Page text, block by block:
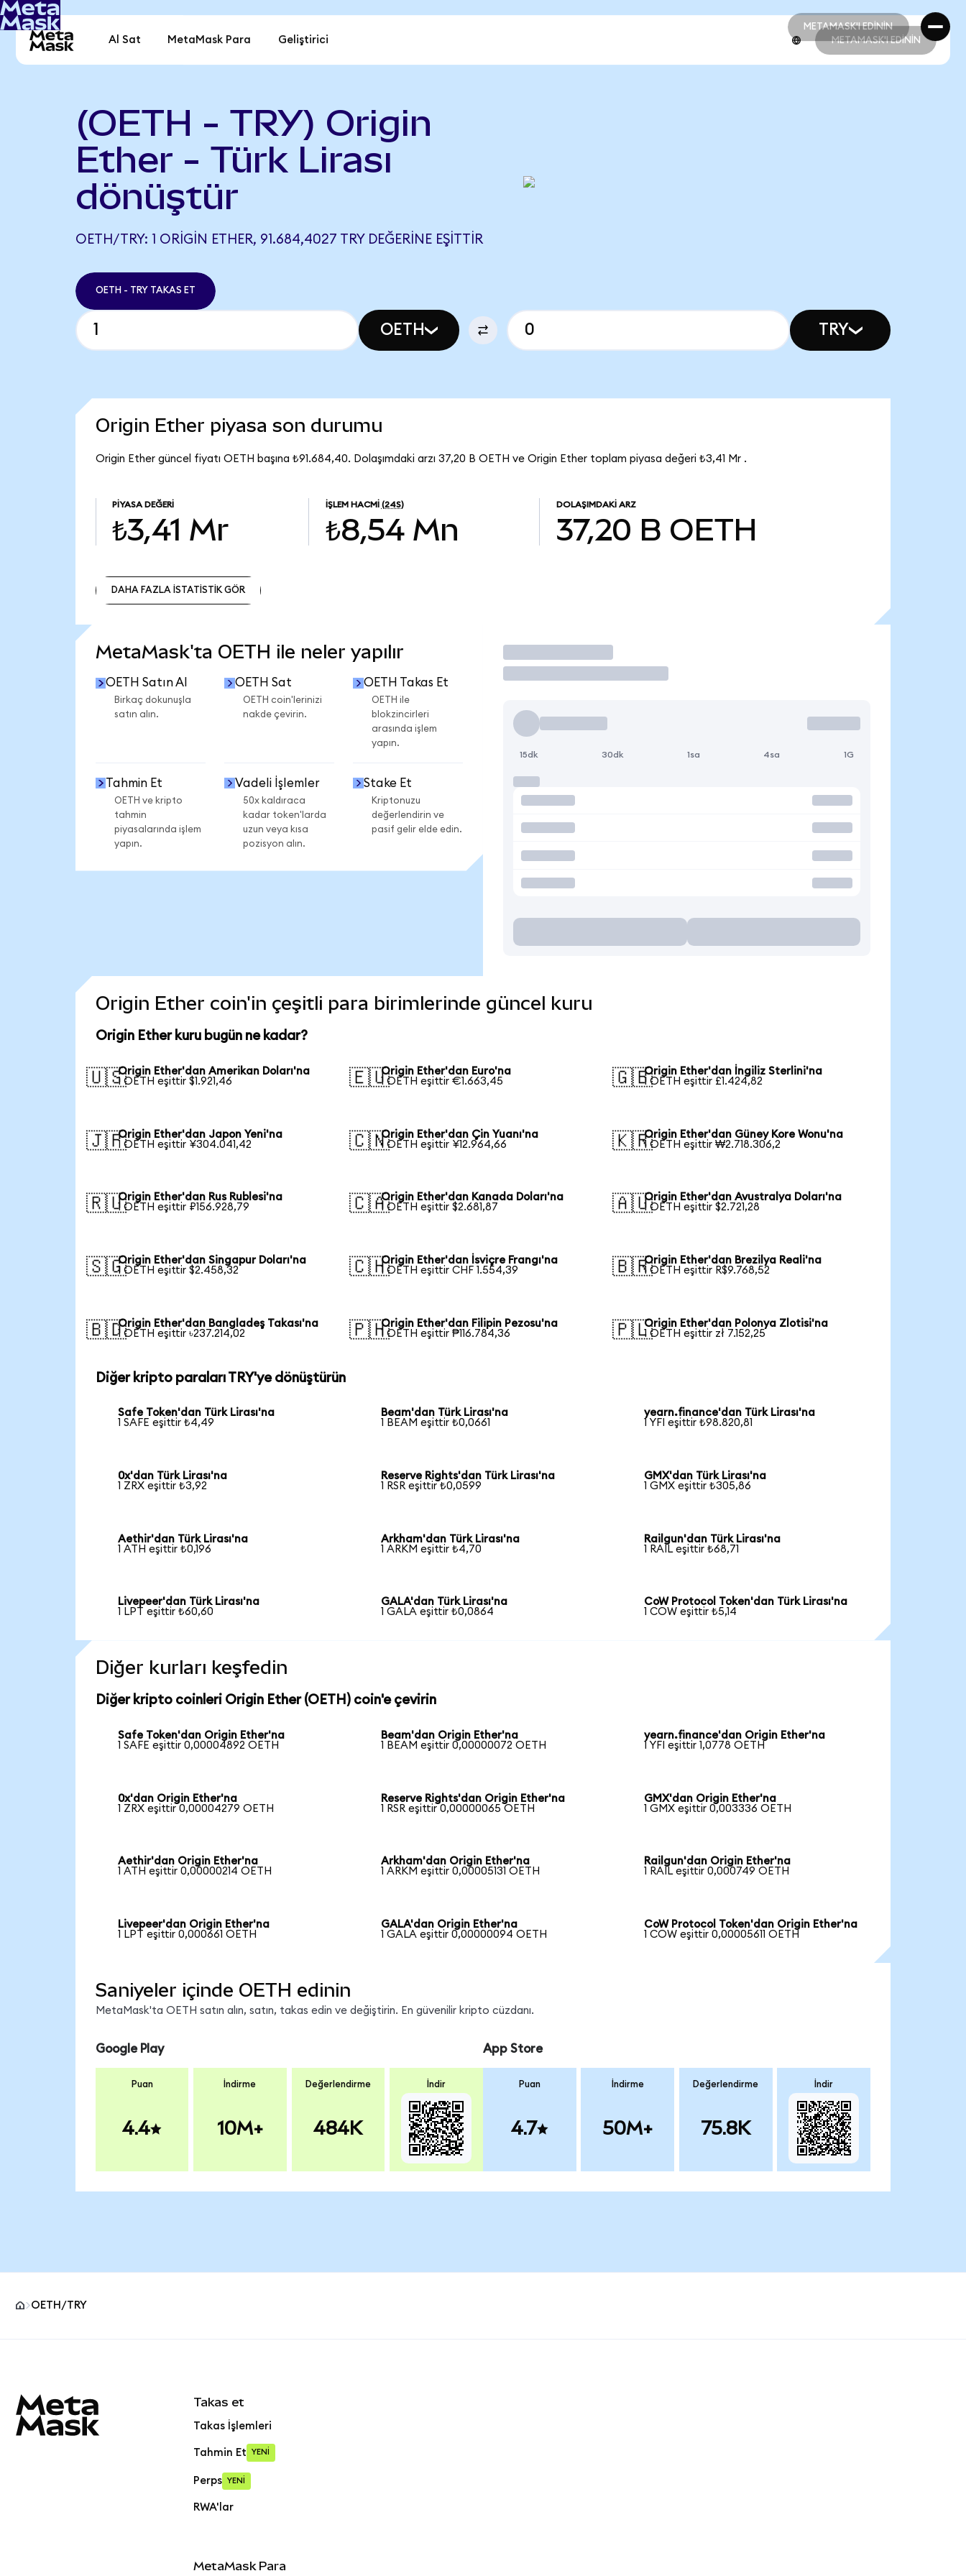
METAMASK'I EDİNİN
METAMASK'I EDİNİN
Al Sat MetaMask Para Geliştirici METAMASK'I EDİNİN
(OETH - TRY) Origin
Ether - Türk Lirası
dönüştür
OETH/TRY: 1 ORIGIN ETHER, 91.684,4027 TRY DEĞERINE EŞITTIR
OETH - TRY TAKAS ET
OETH TRY
Origin Ether piyasa son durumu
Origin Ether güncel fiyatı OETH başına ₺91.684,40. Dolaşımdaki arzı 37,20 B OETH ve Origin Ether toplam piyasa değeri ₺3,41 Mr .
PIYASA DEĞERI
₺3,41 Mr
İŞLEM HACMI (24S)
₺8,54 Mn
DOLAŞIMDAKI ARZ
37,20 B OETH
DAHA FAZLA İSTATİSTİK GÖR
MetaMask'ta OETH ile neler yapılır
OETH Satın Al
Birkaç dokunuşla
satın alın.
OETH Sat
OETH coin'lerinizi
nakde çevirin.
OETH Takas Et
OETH ile
blokzincirleri
arasında işlem
yapın.
Tahmin Et
OETH ve kripto
tahmin
piyasalarında işlem
yapın.
Vadeli İşlemler
50x kaldıraca
kadar token'larda
uzun veya kısa
pozisyon alın.
Stake Et
Kriptonuzu
değerlendirin ve
pasif gelir elde edin.
İşlem Yap
15dk 30dk 1sa 4sa 1G
Origin Ether coin'in çeşitli para birimlerinde güncel kuru
Origin Ether kuru bugün ne kadar?
🇺🇸Origin Ether'dan Amerikan Doları'na
1 OETH eşittir $1.921,46
🇪🇺Origin Ether'dan Euro'na
1 OETH eşittir €1.663,45
🇬🇧Origin Ether'dan İngiliz Sterlini'na
1 OETH eşittir £1.424,82
🇯🇵Origin Ether'dan Japon Yeni'na
1 OETH eşittir ¥304.041,42
🇨🇳Origin Ether'dan Çin Yuanı'na
1 OETH eşittir ¥12.964,66
🇰🇷Origin Ether'dan Güney Kore Wonu'na
1 OETH eşittir ₩2.718.306,2
🇷🇺Origin Ether'dan Rus Rublesi'na
1 OETH eşittir ₽156.928,79
🇨🇦Origin Ether'dan Kanada Doları'na
1 OETH eşittir $2.681,87
🇦🇺Origin Ether'dan Avustralya Doları'na
1 OETH eşittir $2.721,28
🇸🇬Origin Ether'dan Singapur Doları'na
1 OETH eşittir $2.458,32
🇨🇭Origin Ether'dan İsviçre Frangı'na
1 OETH eşittir CHF 1.554,39
🇧🇷Origin Ether'dan Brezilya Reali'na
1 OETH eşittir R$9.768,52
🇧🇩Origin Ether'dan Bangladeş Takası'na
1 OETH eşittir ৳237.214,02
🇵🇭Origin Ether'dan Filipin Pezosu'na
1 OETH eşittir ₱116.784,36
🇵🇱Origin Ether'dan Polonya Zlotisi'na
1 OETH eşittir zł 7.152,25
Diğer kripto paraları TRY'ye dönüştürün
Safe Token'dan Türk Lirası'na
1 SAFE eşittir ₺4,49
Beam'dan Türk Lirası'na
1 BEAM eşittir ₺0,0661
yearn.finance'dan Türk Lirası'na
1 YFI eşittir ₺98.820,81
0x'dan Türk Lirası'na
1 ZRX eşittir ₺3,92
Reserve Rights'dan Türk Lirası'na
1 RSR eşittir ₺0,0599
GMX'dan Türk Lirası'na
1 GMX eşittir ₺305,86
Aethir'dan Türk Lirası'na
1 ATH eşittir ₺0,196
Arkham'dan Türk Lirası'na
1 ARKM eşittir ₺4,70
Railgun'dan Türk Lirası'na
1 RAIL eşittir ₺68,71
Livepeer'dan Türk Lirası'na
1 LPT eşittir ₺60,60
GALA'dan Türk Lirası'na
1 GALA eşittir ₺0,0864
CoW Protocol Token'dan Türk Lirası'na
1 COW eşittir ₺5,14
Diğer kurları keşfedin
Diğer kripto coinleri Origin Ether (OETH) coin'e çevirin
Safe Token'dan Origin Ether'na
1 SAFE eşittir 0,00004892 OETH
Beam'dan Origin Ether'na
1 BEAM eşittir 0,00000072 OETH
yearn.finance'dan Origin Ether'na
1 YFI eşittir 1,0778 OETH
0x'dan Origin Ether'na
1 ZRX eşittir 0,00004279 OETH
Reserve Rights'dan Origin Ether'na
1 RSR eşittir 0,00000065 OETH
GMX'dan Origin Ether'na
1 GMX eşittir 0,003336 OETH
Aethir'dan Origin Ether'na
1 ATH eşittir 0,00000214 OETH
Arkham'dan Origin Ether'na
1 ARKM eşittir 0,00005131 OETH
Railgun'dan Origin Ether'na
1 RAIL eşittir 0,000749 OETH
Livepeer'dan Origin Ether'na
1 LPT eşittir 0,000661 OETH
GALA'dan Origin Ether'na
1 GALA eşittir 0,00000094 OETH
CoW Protocol Token'dan Origin Ether'na
1 COW eşittir 0,00005611 OETH
Saniyeler içinde OETH edinin
MetaMask'ta OETH satın alın, satın, takas edin ve değiştirin. En güvenilir kripto cüzdanı.
Google Play
Puan
4.4
İndirme
10M+
Değerlendirme
484K
İndir
App Store
Puan
4.7
İndirme
50M+
Değerlendirme
75.8K
İndir
OETH/TRY
Takas et
Takas İşlemleri
Tahmin Et YENİ
Perps YENİ
RWA'lar
MetaMask Para